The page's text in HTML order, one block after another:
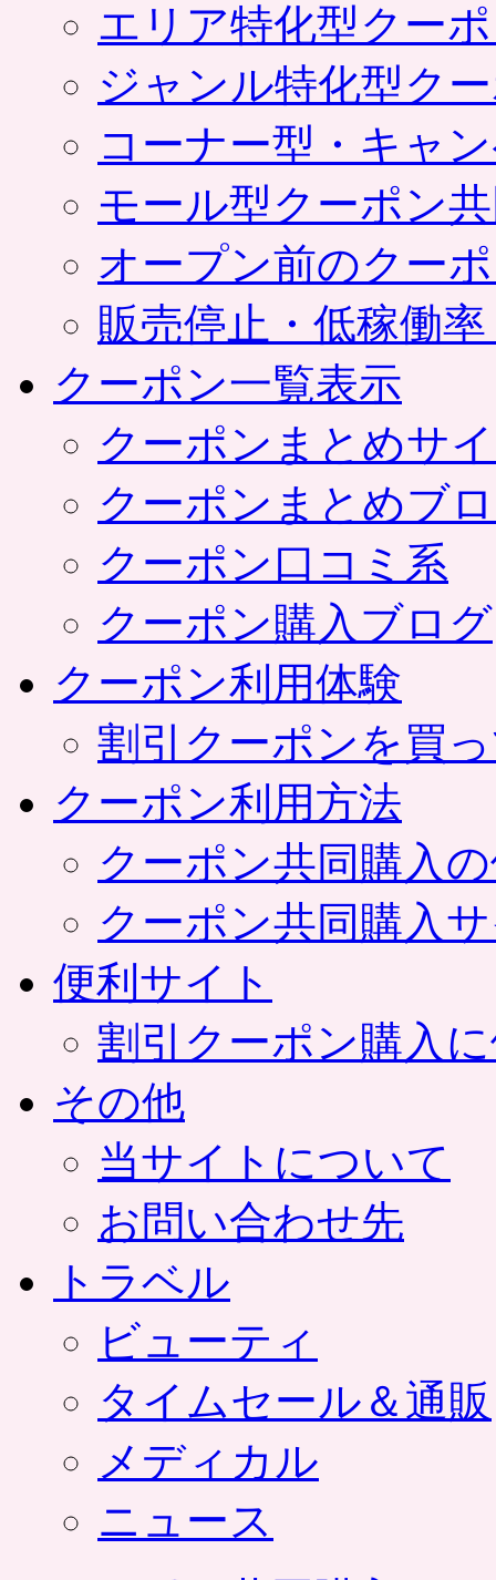
エリア特化型クー
ジャンル特化型ク
コーナー型・キャ
モール型クーポン
オープン前のクー
販売停止・低稼働
クーポン一覧表示
クーポンまとめサ
クーポンまとめブ
クーポン口コミ系
クーポン購入ブログ
クーポン利用体験
割引クーポンを買
クーポン利用方法
クーポン共同購入
クーポン共同購入
便利サイト
割引クーポン購入
その他
当サイトについて
お問い合わせ先
トラベル
ビューティ
タイムセール＆通販
メディカル
ニュース